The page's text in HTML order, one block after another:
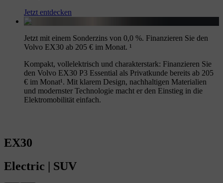
Jetzt entdecken
Jetzt mit einem Sonderzins von 0,0 %. Finanzieren Sie den
Volvo EX30 ab 205 € im Monat. ¹
Kompakt, vollelektrisch und charakterstark: Finanzieren Sie
den Volvo EX30 P3 Essential als Privatkunde bereits ab 205
€ im Monat¹. Mit klarem Design, nachhaltigen Materialien
und modernster Technologie macht er den Einstieg in die
Elektromobilität einfach.
EX30
Electric | SUV